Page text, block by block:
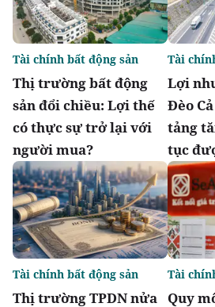
Thị trường bất động
sản đổi chiều: Lợi thế
có thực sự trở lại với
người mua?
Tài chính bất động sản
Lợi
Đèo
tảng
tục
Tài
Thị trường TPDN nửa
Tài chính bất động sản
Quy
Tài